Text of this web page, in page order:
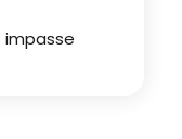
impasse